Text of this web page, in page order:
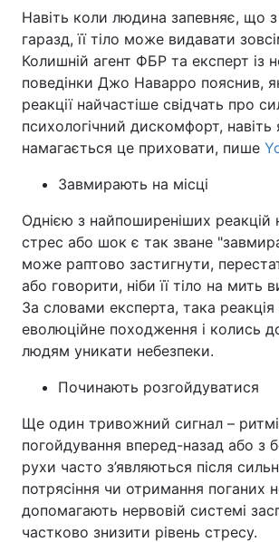
Україна Політика
Економіка Світ
Спорт
Техно і зв'язок Лайт
Зброя
Здоров'я Туризм
Екологія Регіони
Лонгріди
Відео з Youtube Статті
Інтерв'ю Думки
Архів Вакансії
Контакти
Навіть коли людина запевняє, що
гаразд, її тіло може видавати
Колишній агент ФБР та експерт із
поведінки Джо Наварро пояснив,
реакції найчастіше свідчать про
психологічний дискомфорт,
намагається це приховати, пише
Завмирають на місці
Однією з найпоширеніших реакцій
стрес або шок є так зване
може раптово застигнути,
або говорити, ніби її тіло на мить
За словами експерта, така
еволюційне походження і колись
людям уникати небезпеки.
Починають розгойдуватися
Ще один тривожний сигнал –
погойдування вперед-назад або з
рухи часто з’являються після
потрясіння чи отримання поганих
допомагають нервовій системі
частково знизити рівень стресу.